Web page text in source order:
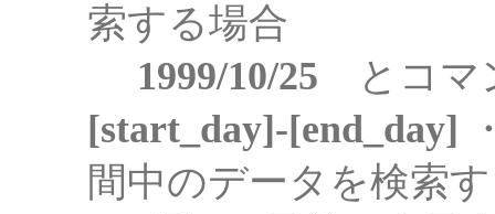
索する場合
1999/10/25 とコマ
[start_day]-[end_day]
間中のデータを検索